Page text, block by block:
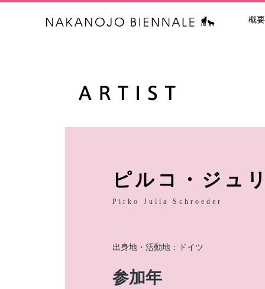
中之条ビエ
概要
ピルコ・ジュ
Pirko Julia Schroeder
出身地・活動地：ドイツ
参加年